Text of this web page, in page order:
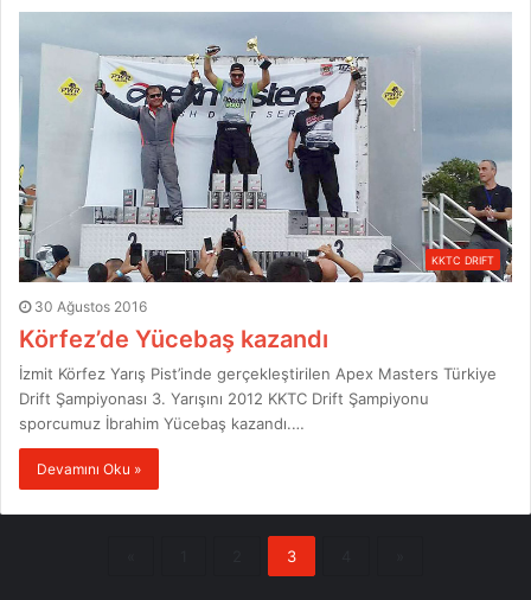
KKTC DRIFT
30 Ağustos 2016
Körfez’de Yücebaş kazandı
İzmit Körfez Yarış Pist’inde gerçekleştirilen Apex Masters Türkiye
Drift Şampiyonası 3. Yarışını 2012 KKTC Drift Şampiyonu
sporcumuz İbrahim Yücebaş kazandı.…
Devamını Oku »
3